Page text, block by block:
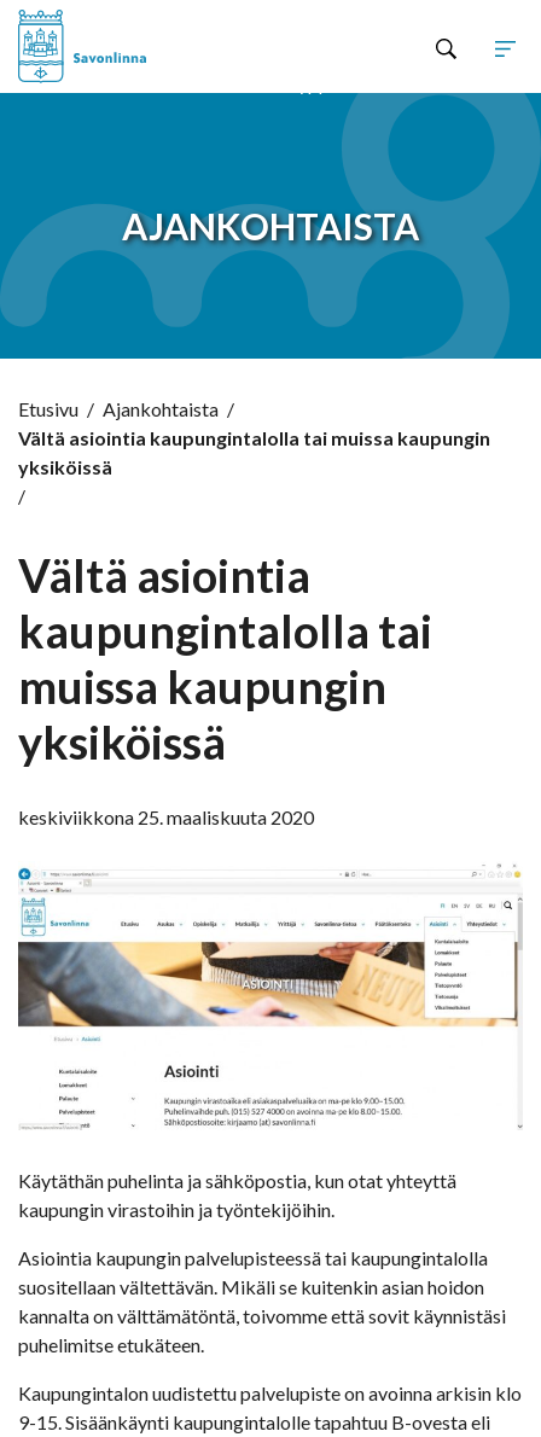
AJANKOHTAISTA
Etusivu / Ajankohtaista /
Vältä asiointia kaupungintalolla tai muissa kaupungin
yksiköissä
/
Vältä asiointia
kaupungintalolla tai
muissa kaupungin
yksiköissä
keskiviikkona 25. maaliskuuta 2020
Käytäthän puhelinta ja sähköpostia, kun otat yhteyttä
kaupungin virastoihin ja työntekijöihin.
Asiointia kaupungin palvelupisteessä tai kaupungintalolla
suositellaan vältettävän. Mikäli se kuitenkin asian hoidon
kannalta on välttämätöntä, toivomme että sovit käynnistäsi
puhelimitse etukäteen.
Kaupungintalon uudistettu palvelupiste on avoinna arkisin klo
9-15. Sisäänkäynti kaupungintalolle tapahtuu B-ovesta eli